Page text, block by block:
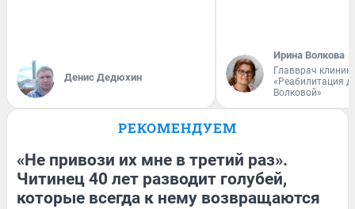
Денис Дедюхин
Ирина Волкова
Главврач
«Реабилитация
Волковой»
РЕКОМЕНДУЕМ
«Не привози их мне в третий раз».
Читинец 40 лет разводит голубей,
которые всегда к нему возвращаются